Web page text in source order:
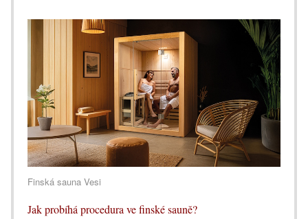
Finská sauna Vesi
Jak probíhá procedura ve finské sauně?